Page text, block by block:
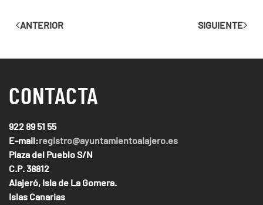
ANTERIOR SIGUIENTE
CONTACTA
922 89 51 55
E-mail:registro@ayuntamientoalajero.es
Plaza del Pueblo S/N
C.P. 38812
Alajeró, Isla de La Gomera.
Islas Canarias